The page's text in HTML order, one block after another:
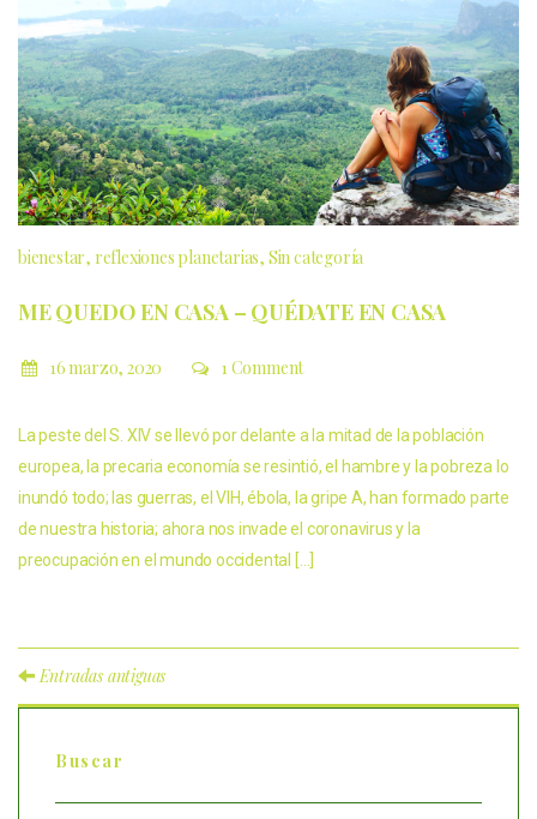
bienestar reflexiones planetarias Sin categoría
ME QUEDO EN CASA – QUÉDATE EN CASA
16 marzo, 2020 1 Comment
La peste del S. XIV se llevó por delante a la mitad de la población
europea, la precaria economía se resintió, el hambre y la pobreza lo
inundó todo; las guerras, el VIH, ébola, la gripe A, han formado parte
de nuestra historia; ahora nos invade el coronavirus y la
preocupación en el mundo occidental […]
Entradas antiguas
Buscar